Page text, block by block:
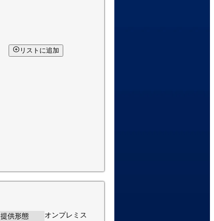
リストに追加
提供形態 オンプレミス